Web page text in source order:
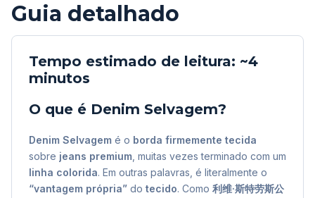
Guia detalhado
Tempo estimado de leitura: ~4
minutos
O que é Denim Selvagem?
Denim Selvagem é o borda firmemente tecida
sobre jeans premium , muitas vezes terminado com um
linha colorida. Em outras palavras, é literalmente o
“vantagem própria” do tecido. Como 利维·斯特劳斯公